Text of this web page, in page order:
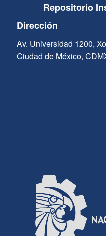
Repositorio
Dirección
Av. Universidad 1200,
Ciudad de México,